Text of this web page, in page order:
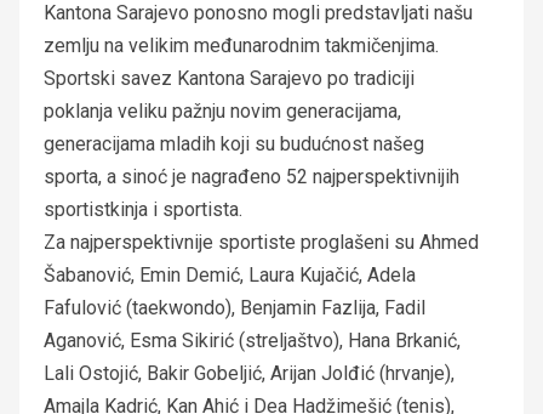
Kantona Sarajevo ponosno mogli predstavljati našu
zemlju na velikim međunarodnim takmičenjima.
Sportski savez Kantona Sarajevo po tradiciji
poklanja veliku pažnju novim generacijama,
generacijama mladih koji su budućnost našeg
sporta, a sinoć je nagrađeno 52 najperspektivnijih
sportistkinja i sportista.
Za najperspektivnije sportiste proglašeni su Ahmed
Šabanović, Emin Demić, Laura Kujačić, Adela
Fafulović (taekwondo), Benjamin Fazlija, Fadil
Aganović, Esma Sikirić (streljaštvo), Hana Brkanić,
Lali Ostojić, Bakir Gobeljić, Arijan Jolđić (hrvanje),
Amajla Kadrić, Kan Ahić i Dea Hadžimešić (tenis),